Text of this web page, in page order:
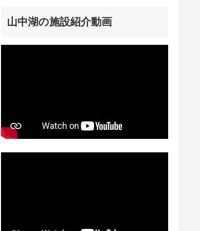
山中湖の施設紹介動画